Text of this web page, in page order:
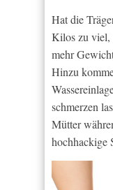
Hat die
Kilos zu viel,
mehr
Hinzu
schmerzen
Mütter
hochhackige